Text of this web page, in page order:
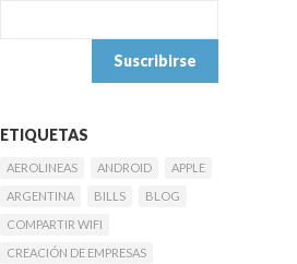
ETIQUETAS
AEROLINEAS ANDROID
APPLE
ARGENTINA
BILLS
BLOG
COMPARTIR WIFI
CREACIÓN DE EMPRESAS